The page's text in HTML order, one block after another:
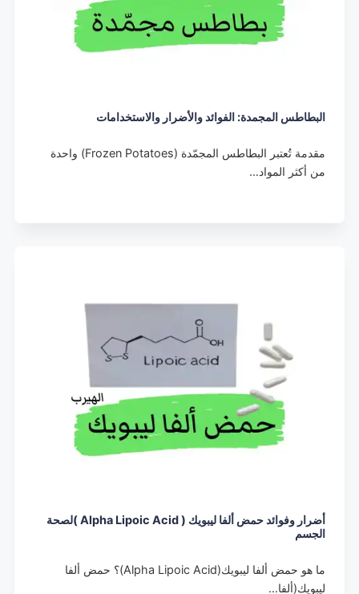
البطاطس المجمدة: الفوائد والأضرار والاستخدامات
مقدمة تُعتبر البطاطس المجمّدة (Frozen Potatoes) واحدة
من أكثر المواد…
أضرار وفوائد حمض ألفا ليبويك ( Alpha Lipoic Acid )لصحة
الجسم
ما هو حمض ألفا ليبويك(Alpha Lipoic Acid)؟ حمض ألفا
ليبويك(ألفا…